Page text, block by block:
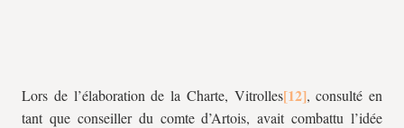
Lors de l’élaboration de la Charte, Vitrolles
, consulté en
tant que conseiller du comte d’Artois, avait combattu l’idée